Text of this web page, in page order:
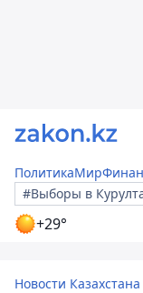
ПолитикаМир
#Выборы в
+29°
Новости